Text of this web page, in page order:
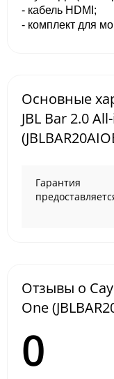
- кабель HDMI;
- комплект для
Основные
JBL Bar 2.0
Гарантия
Отзывы о
One
0